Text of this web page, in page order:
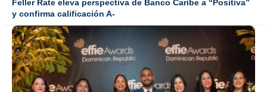
Feller Rate eleva perspectiva de Banco Caribe a “Positiva”
y confirma calificación A-